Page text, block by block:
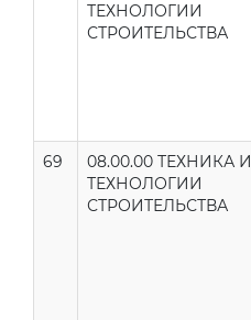
ТЕХНОЛОГИИ
СТРОИТЕЛЬСТВА
69
08.00.00 ТЕХНИКА И
ТЕХНОЛОГИИ
СТРОИТЕЛЬСТВА